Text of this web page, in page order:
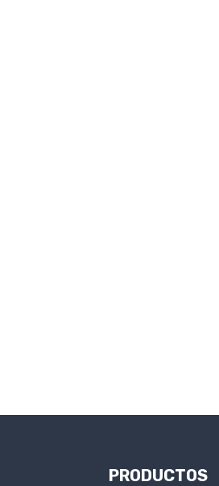
PRODUCTOS